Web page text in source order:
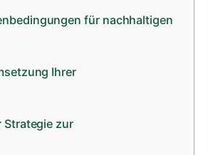
für nachhaltigen
Ihrer
Strategie zur